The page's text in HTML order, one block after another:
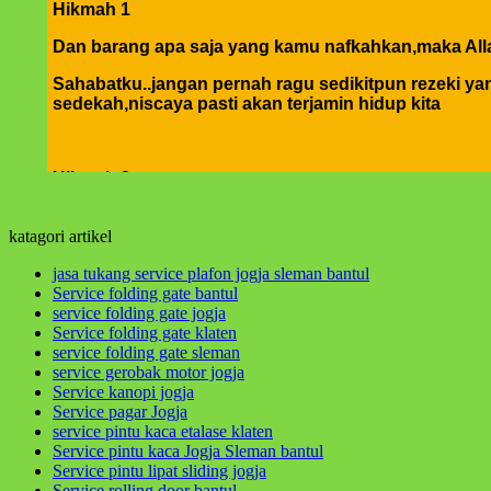
Hikmah 1
Dan barang apa saja yang kamu nafkahkan,maka
Sahabatku..jangan pernah ragu sedikitpun rezeki
sedekah,niscaya pasti akan terjamin hidup kita
Hikmah 2
perbaiki diri dan memohon ampun atas dosa-dosa
Hikmah 3
jika engkau berbuat baik,berarti berbuat baik untuk
yang tertukar atau meleset jangan pernah salahkan
hikmah 4
Apabila telah ditunaikan sholat,maka bertebaranlah
katagori artikel
jasa tukang service plafon jogja sleman bantul
Service folding gate bantul
service folding gate jogja
Service folding gate klaten
service folding gate sleman
service gerobak motor jogja
Service kanopi jogja
Service pagar Jogja
service pintu kaca etalase klaten
Service pintu kaca Jogja Sleman bantul
Service pintu lipat sliding jogja